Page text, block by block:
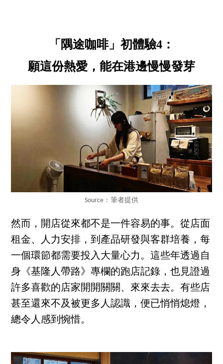
「隅途咖啡」初體驗4：
願這份熱愛，能在港邊慢慢發芽
Source：筆者提供
然而，開店從來都不是一件容易的事。從店面
租金、人力安排，到產品研發與客群培養，每
一個環節都需要投入大量心力。這些年透過自
身《基隆人帶路》專欄的跑店記錄，也見證過
許多喜歡的店家開開關關、來來去去。有些店
甚至還來不及被更多人認識，便已悄悄熄燈，
總令人感到惋惜。